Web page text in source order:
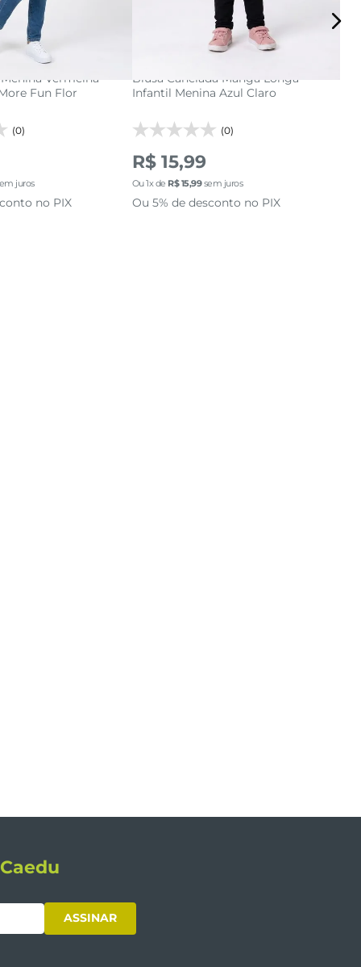
12 14
a sacola
Vermelha
Fun Flor
(0)
juros
no PIX
adicionar a sacola
Blusa Canelada Manga Longa
Infantil Menina Azul Claro
(0)
R$ 15,99
Ou1x de R$ 15,99sem juros
Ou 5% de desconto no PIX
ASSINAR